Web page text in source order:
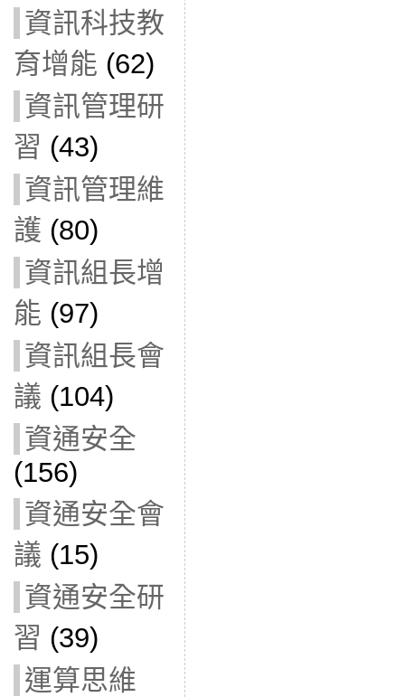
資訊科技教
育增能 (62)
資訊管理研
習 (43)
資訊管理維
護 (80)
資訊組長增
能 (97)
資訊組長會
議 (104)
資通安全
(156)
資通安全會
議 (15)
資通安全研
習 (39)
運算思維